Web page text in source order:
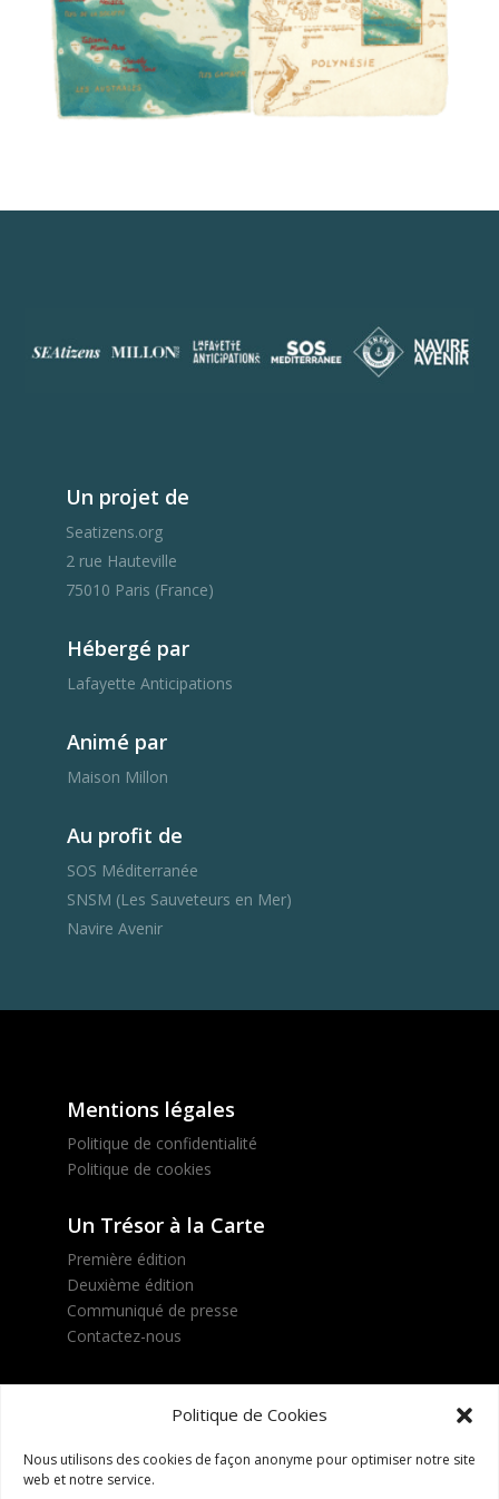
Politique de Cookies
Nous utilisons des cookies de façon anonyme pour optimiser notre site
web et notre service.
Un projet de
Seatizens.org
2 rue Hauteville
75010 Paris (France)
Hébergé par
Lafayette Anticipations
Animé par
Maison Millon
Au profit de
SOS Méditerranée
SNSM (Les Sauveteurs en Mer)
Navire Avenir
Mentions légales
Politique de confidentialité
Politique de cookies
Un Trésor à la Carte
Première édition
Deuxième édition
Communiqué de presse
Contactez-nous
Suivez le projet !